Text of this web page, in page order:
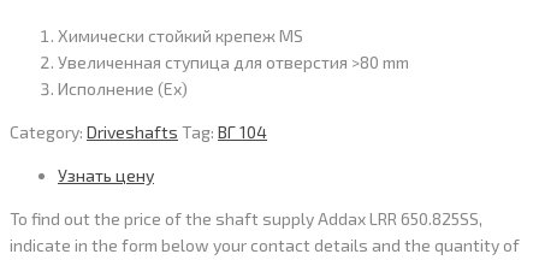
Химически стойкий крепеж MS
Увеличенная ступица для отверстия >80 mm
Исполнение (Ex)
Category: Driveshafts Tag: ВГ 104
Узнать цену
To find out the price of the shaft supply Addax LRR 650.825SS,
indicate in the form below your contact details and the quantity of